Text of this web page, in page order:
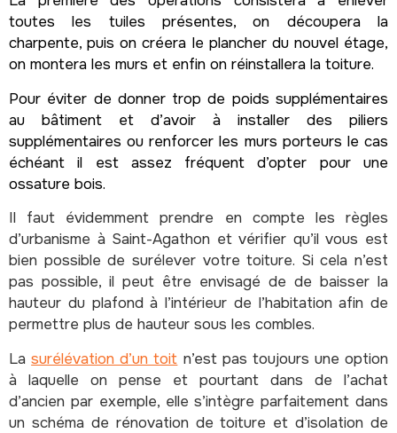
toutes les tuiles présentes, on découpera la
charpente, puis on créera le plancher du nouvel étage,
on montera les murs et enfin on réinstallera la toiture.
Pour éviter de donner trop de poids supplémentaires
au bâtiment et d’avoir à installer des piliers
supplémentaires ou renforcer les murs porteurs le cas
échéant il est assez fréquent d’opter pour une
ossature bois.
Il faut évidemment prendre en compte les règles
d’urbanisme à Saint-Agathon et vérifier qu’il vous est
bien possible de surélever votre toiture. Si cela n’est
pas possible, il peut être envisagé de de baisser la
hauteur du plafond à l’intérieur de l’habitation afin de
permettre plus de hauteur sous les combles.
Lasurélévation d’un toit n’est pas toujours une option
à laquelle on pense et pourtant dans de l’achat
d’ancien par exemple, elle s’intègre parfaitement dans
un schéma de rénovation de toiture et d’isolation de